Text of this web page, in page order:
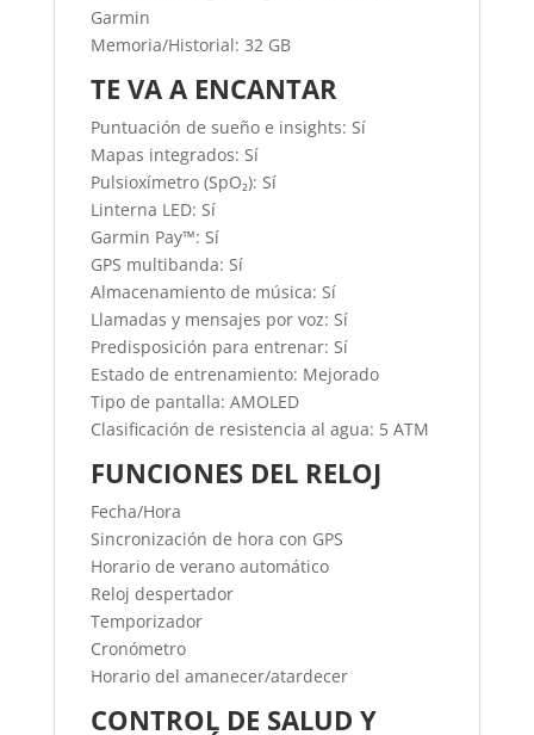
Garmin
Memoria/Historial: 32 GB
TE VA A ENCANTAR
Puntuación de sueño e insights: Sí
Mapas integrados: Sí
Pulsioxímetro (SpO₂): Sí
Linterna LED: Sí
Garmin Pay™: Sí
GPS multibanda: Sí
Almacenamiento de música: Sí
Llamadas y mensajes por voz: Sí
Predisposición para entrenar: Sí
Estado de entrenamiento: Mejorado
Tipo de pantalla: AMOLED
Clasificación de resistencia al agua: 5 ATM
FUNCIONES DEL RELOJ
Fecha/Hora
Sincronización de hora con GPS
Horario de verano automático
Reloj despertador
Temporizador
Cronómetro
Horario del amanecer/atardecer
CONTROL DE SALUD Y